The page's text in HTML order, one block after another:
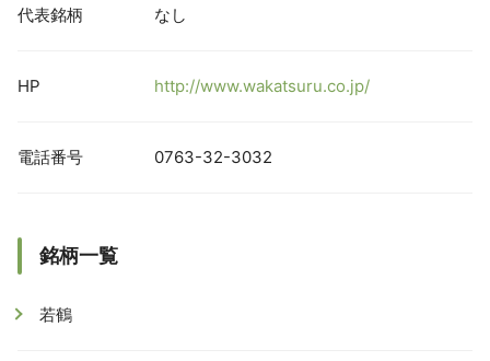
代表銘柄 なし
HP http://www.wakatsuru.co.jp/
電話番号 0763-32-3032
銘柄一覧
若鶴